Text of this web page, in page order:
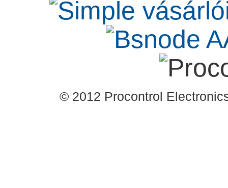
© 2012 Procontrol